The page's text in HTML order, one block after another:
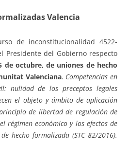
Valencia
de inconstitucionalidad 4522-
Presidente del Gobierno respecto
de octubre, de uniones de hecho
Valenciana. Competencias en
nulidad de los preceptos legales
el objeto y ámbito de aplicación
de libertad de regulación de
régimen económico y los efectos de
hecho formalizada (STC 82/2016).